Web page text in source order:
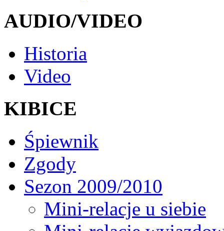
AUDIO/VIDEO
Historia
Video
KIBICE
Śpiewnik
Zgody
Sezon 2009/2010
Mini-relacje u siebie